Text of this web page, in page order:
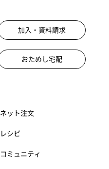
加入・資料請求
おためし宅配
ネット注文
レシピ
コミュニティ